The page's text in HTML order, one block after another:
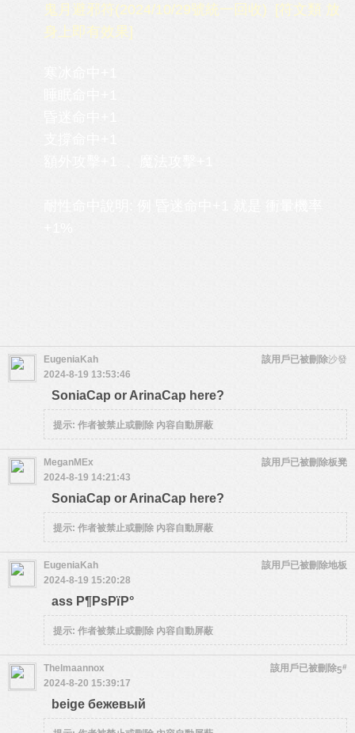
鬼月避邪符(2024/10/29號統一回收) [符文類 放
身上即有效果]
沙發
EugeniaKah
該用戶已被刪除
2024-8-19 13:53:46
SoniaCap or ArinaCap here?
提示: 作者被禁止或刪除 內容自動屏蔽
板凳
MeganMEx
該用戶已被刪除
2024-8-19 14:21:43
SoniaCap or ArinaCap here?
提示: 作者被禁止或刪除 內容自動屏蔽
地板
EugeniaKah
該用戶已被刪除
2024-8-19 15:20:28
ass Р¶РѕРїР°
提示: 作者被禁止或刪除 內容自動屏蔽
5#
Thelmaannox
該用戶已被刪除
2024-8-20 15:39:17
beige бежевый